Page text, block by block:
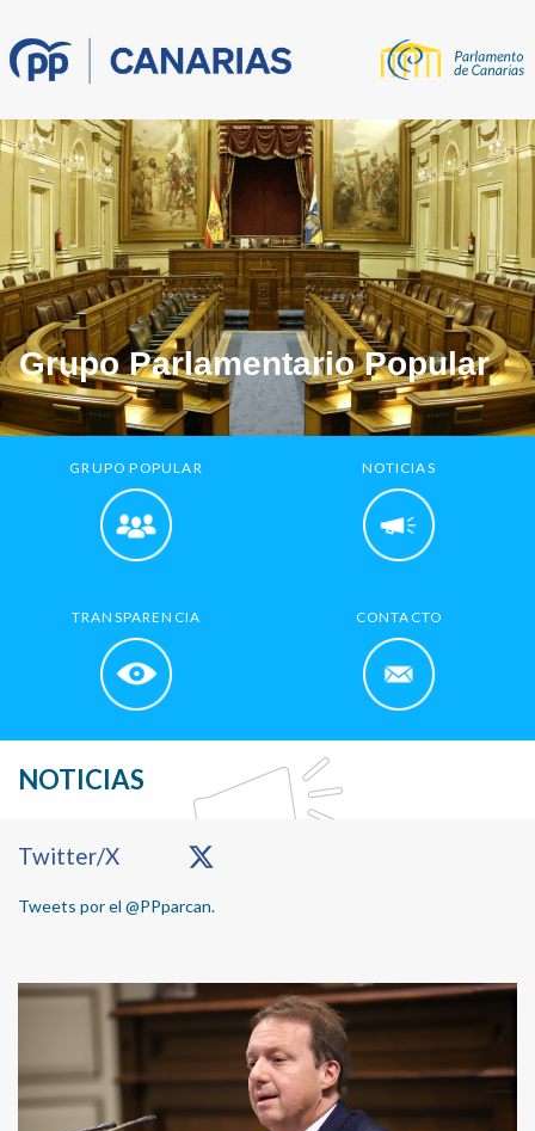
Grupo Parlamentario Popular
GRUPO POPULAR NOTICIAS
TRANSPARENCIA CONTACTO
NOTICIAS
Primary
Twitter/X
Tweets por el @PPparcan.